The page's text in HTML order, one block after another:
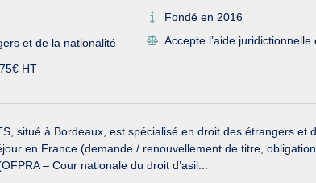
Fondé en 2016
et de la nationalité Accepte l’aide juridictionnelle
HT
situé à Bordeaux, est spécialisé en droit des étrangers et
en France (demande / renouvellement de titre,
– Cour nationale du droit d’asil...